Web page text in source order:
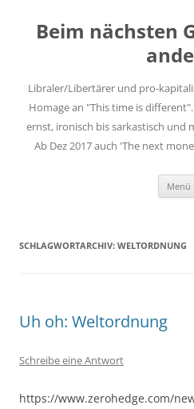
springen
Beim nächsten
Libraler/Libertärer und pro-
Homage an "This time is
ernst, ironisch bis sarkastisch und
Ab Dez 2017 auch 'The next
Menü
SCHLAGWORTARCHIV: WELTORDNUNG
Uh oh: Weltordnung
Schreibe eine Antwort
https://www.zerohedge.com/